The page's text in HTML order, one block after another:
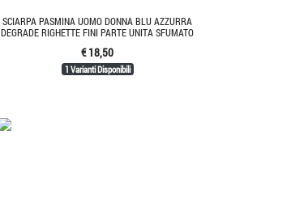
SCIARPA PASMINA UOMO DONNA BLU AZZURRA
DEGRADE RIGHETTE FINI PARTE UNITA SFUMATO
€ 18,50
1 Varianti Disponibili